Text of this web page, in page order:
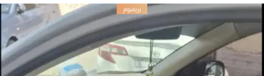
ناقل حركة أوتوماتيكي رياضي AMG SPEEDSHIFT TCT 9G (9
سرعات) نظام دفع رباعي دائم AMG Performance 4 MATIC -
تسارع من 0 الى 100 كم/ س خلال 4.5 ثانية